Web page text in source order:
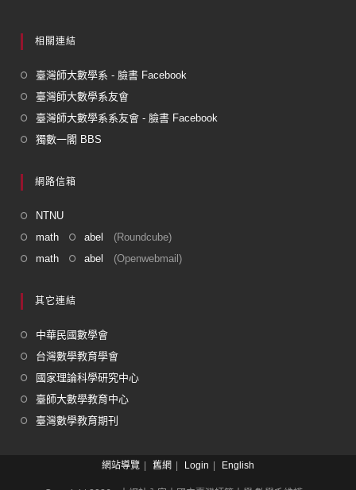
相關連結
臺灣師大數學系 - 臉書 Facebook
臺灣師大數學系友會
臺灣師大數學系系友會 - 臉書 Facebook
獨數一閣 BBS
網路信箱
NTNU
math
abel
(Roundcube)
math
abel (Openwebmail)
其它連結
中華民國數學會
台灣數學教育學會
國家理論科學研究中心
臺師大數學教育中心
臺灣數學教育期刊
網站導覽 舊網 Login English